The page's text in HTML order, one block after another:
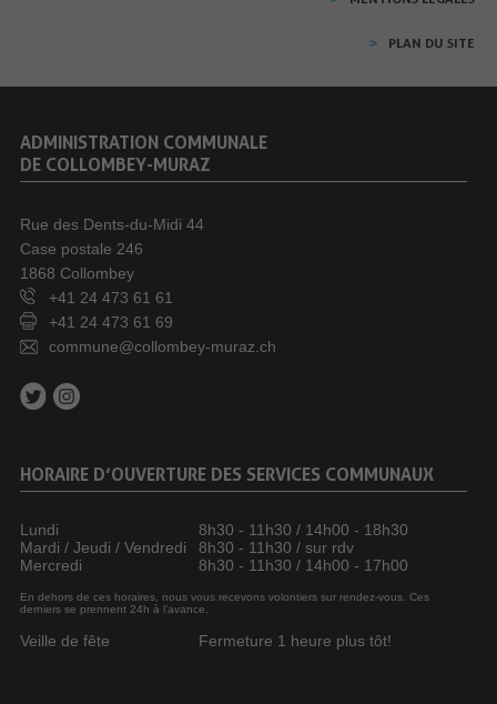
PLAN DU SITE
ADMINISTRATION COMMUNALE
DE COLLOMBEY-MURAZ
Rue des Dents-du-Midi 44
Case postale 246
1868 Collombey
+41 24 473 61 61
+41 24 473 61 69
commune@collombey-muraz.ch
HORAIRE D’OUVERTURE DES SERVICES COMMUNAUX
Lundi
8h30 - 11h30 / 14h00 - 18h30
Mardi / Jeudi / Vendredi
8h30 - 11h30 / sur rdv
Mercredi
8h30 - 11h30 / 14h00 - 17h00
En dehors de ces horaires, nous vous recevons volontiers sur rendez-vous. Ces
derniers se prennent 24h à l’avance.
Veille de fête Fermeture 1 heure plus tôt!